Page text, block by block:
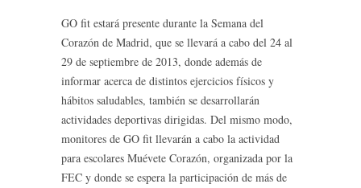
GO fit estará presente durante la Semana del
Corazón de Madrid, que se llevará a cabo del 24 al
29 de septiembre de 2013, donde además de
informar acerca de distintos ejercicios físicos y
hábitos saludables, también se desarrollarán
actividades deportivas dirigidas. Del mismo modo,
monitores de GO fit llevarán a cabo la actividad
para escolares Muévete Corazón, organizada por la
FEC y donde se espera la participación de más de